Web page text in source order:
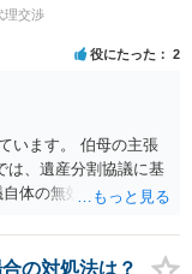
３について 弁護士で
思います。郵送（期
面記載の裁判所書記官
理交渉
役にたった 2
います。 伯母の主張
、遺産分割協議に基
体の無効を裁判所が
様の認知能力に関する
力が否定される可能性
の対処法は？